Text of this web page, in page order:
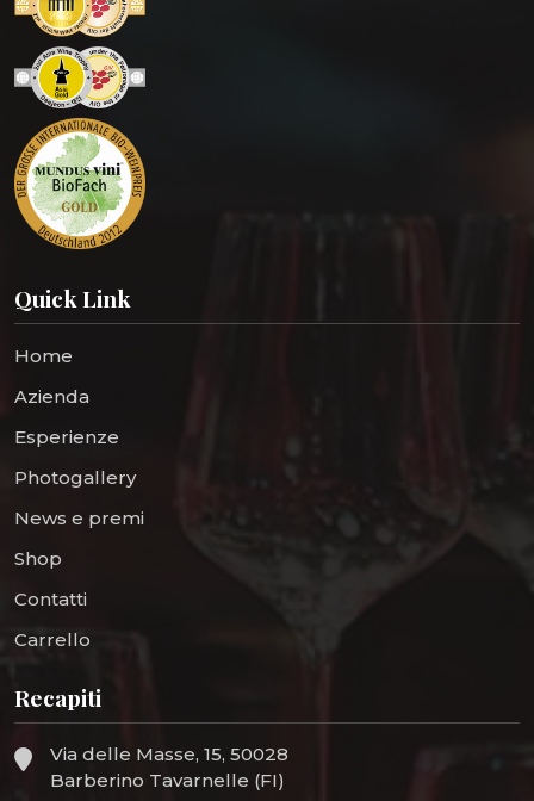
Quick Link
Home
Azienda
Esperienze
Photogallery
News e premi
Shop
Contatti
Carrello
Recapiti
Via delle Masse, 15, 50028
Barberino Tavarnelle (FI)